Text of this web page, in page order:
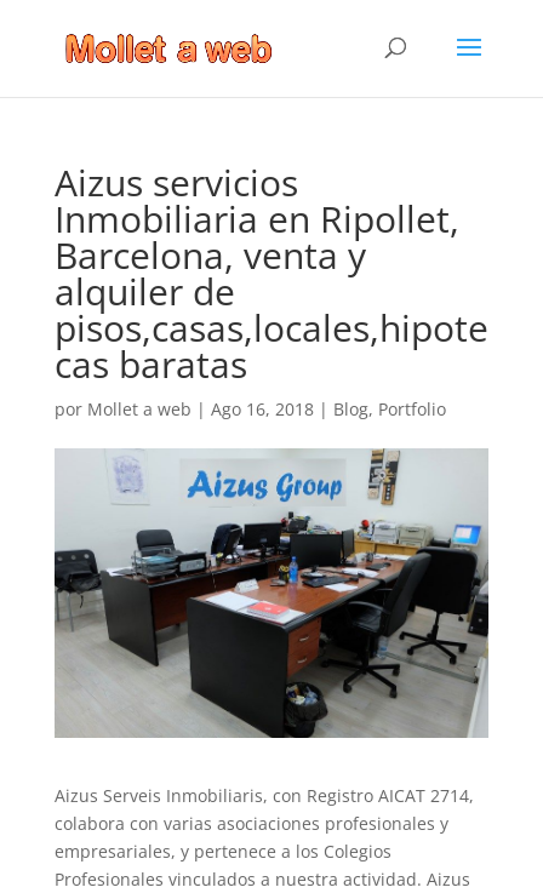
Aizus servicios
Inmobiliaria en Ripollet,
Barcelona, venta y
alquiler de
pisos,casas,locales,hipote
cas baratas
por Mollet a web | Ago 16, 2018| Blog, Portfolio
Aizus Serveis Inmobiliaris, con Registro AICAT 2714,
colabora con varias asociaciones profesionales y
empresariales, y pertenece a los Colegios
Profesionales vinculados a nuestra actividad. Aizus